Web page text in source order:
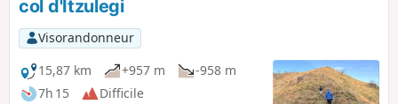
Sare avec... la Rhune. Le sentier du
retour par l'Ouest traverse une belle
forêt de chênes et de pins et plusieurs
petits torrents très bucoliques.
col d'Itzulegi
Visorandonneur
15,87 km
+957 m
-958 m
7h 15
Difficile